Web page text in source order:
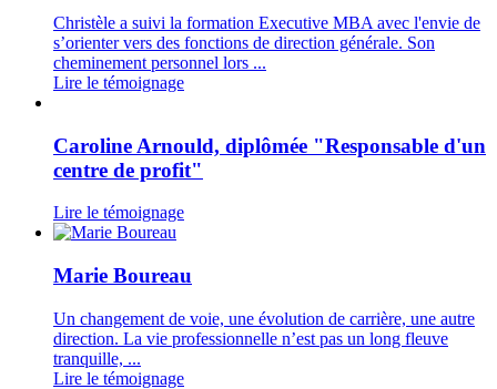
Christèle a suivi la formation Executive MBA avec l'envie de
s’orienter vers des fonctions de direction générale. Son
cheminement personnel lors ...
Lire le témoignage
Caroline Arnould, diplômée "Responsable d'un
centre de profit"
Lire le témoignage
Marie Boureau
Un changement de voie, une évolution de carrière, une autre
direction. La vie professionnelle n’est pas un long fleuve
tranquille, ...
Lire le témoignage